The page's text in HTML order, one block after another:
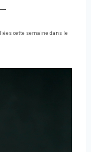
cette semaine dans le